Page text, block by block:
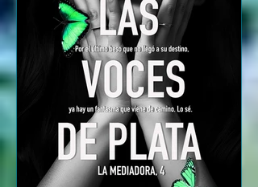
Muchas gracias a Anne por esta
maravillosa entrevista. Mokona